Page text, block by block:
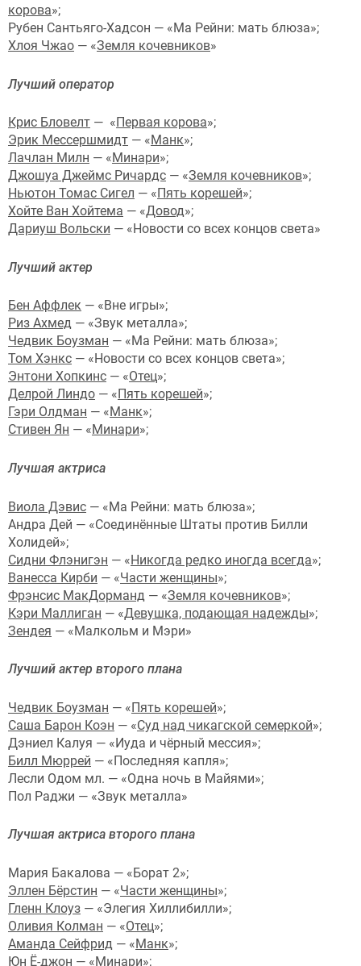
корова»;
Рубен Сантьяго-Хадсон — «Ма Рейни: мать блюза»;
Хлоя Чжао — «Земля кочевников»
Лучший оператор
Крис Бловелт — « Первая корова»;
Эрик Мессершмидт — «Манк»;
Лачлан Милн — «Минари»;
Джошуа Джеймс Ричардс — «Земля кочевников»;
Ньютон Томас Сигел — « Пять корешей»;
Хойте Ван Хойтема — «Довод»;
Дариуш Вольски — «Новости со всех концов света»
Лучший актер
Бен Аффлек — «Вне игры»;
Риз Ахмед — «Звук металла»;
Чедвик Боузман — «Ма Рейни: мать блюза»;
Том Хэнкс — «Новости со всех концов света»;
Энтони Хопкинс — «Отец»;
Делрой Линдо — « Пять корешей»;
Гэри Олдман — «Манк»;
Стивен Ян — «Минари»;
Лучшая актриса
Виола Дэвис — «Ма Рейни: мать блюза»;
Андра Дей — «Соединённые Штаты против Билли
Холидей»;
Сидни Флэнигэн — «Никогда редко иногда всегда»;
Ванесса Кирби — «Части женщины»;
Фрэнсис МакДорманд — «Земля кочевников»;
Кэри Маллиган — «Девушка, подающая надежды»;
Зендея — «Малкольм и Мэри»
Лучший актер второго плана
Чедвик Боузман — «Пять корешей»;
Саша Барон Коэн — «Суд над чикагской семеркой»;
Дэниел Калуя — «Иуда и чёрный мессия»;
Билл Мюррей — «Последняя капля»;
Лесли Одом мл. — «Одна ночь в Майями»;
Пол Раджи — «Звук металла»
Лучшая актриса второго плана
Мария Бакалова — «Борат 2»;
Эллен Бёрстин — «Части женщины»;
Гленн Клоуз — «Элегия Хиллибилли»;
Оливия Колман — «Отец»;
Аманда Сейфрид — «Манк»;
Юн Ё-джон — «Минари»;